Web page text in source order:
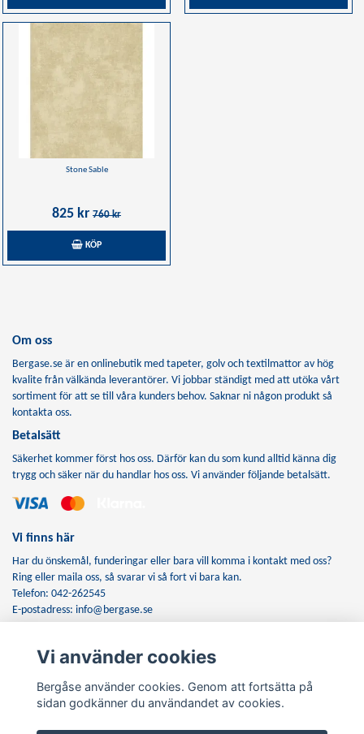
Stone Sable
825 kr 760 kr
KÖP
Om oss
Bergase.se är en onlinebutik med tapeter, golv och textilmattor av hög
kvalite från välkända leverantörer. Vi jobbar ständigt med att utöka vårt
sortiment för att se till våra kunders behov. Saknar ni någon produkt så
kontakta oss.
Betalsätt
Säkerhet kommer först hos oss. Därför kan du som kund alltid känna dig
trygg och säker när du handlar hos oss. Vi använder följande betalsätt.
Vi finns här
Har du önskemål, funderingar eller bara vill komma i kontakt med oss?
Ring eller maila oss, så svarar vi så fort vi bara kan.
Telefon: 042-262545
E-postadress: info@bergase.se
Anmäl dig till vårt nyhetsbrev
Prenumerera
Vi använder cookies
Bergåse använder cookies. Genom att fortsätta på
sidan godkänner du användandet av cookies.